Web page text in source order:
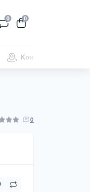
0 0
Контакти
0